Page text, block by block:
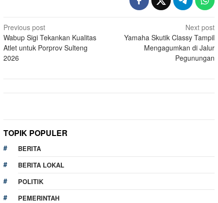
Post
navigation
Previous post
Wabup Sigi Tekankan Kualitas
Atlet untuk Porprov Sulteng
2026
Next post
Yamaha Skutik Classy Tampil
Mengagumkan di Jalur
Pegunungan
TOPIK POPULER
BERITA
BERITA LOKAL
POLITIK
PEMERINTAH